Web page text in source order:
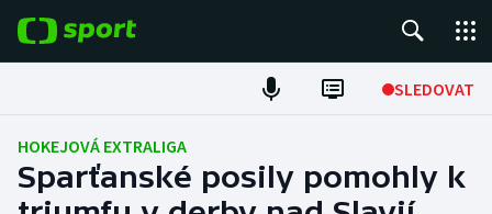
SLEDOVAT
Fotbal
Hokej
HOKEJOVÁ EXTRALIGA
Sparťanské posily pomohly k